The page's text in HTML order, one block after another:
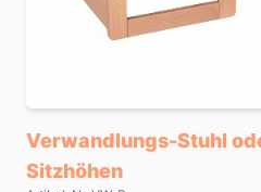
Verwandlungs-Stuhl
Sitzhöhen